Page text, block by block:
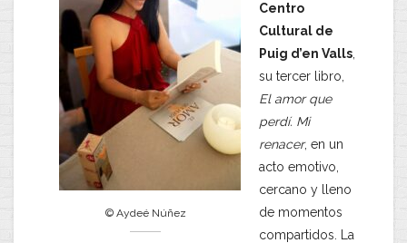
© Aydeé Núñez
Centro
Cultural de
Puig d’en Valls
su tercer libro,
El amor que
perdí. Mi
renacer, en un
acto emotivo,
cercano y lleno
de momentos
compartidos. La